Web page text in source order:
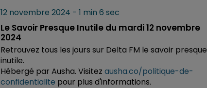
12 novembre 2024 - 1 min 6 sec
Le Savoir Presque Inutile du mardi 12 novembre
2024
Retrouvez tous les jours sur Delta FM le savoir presque
inutile.
Hébergé par Ausha. Visitez ausha.co/politique-de-
confidentialite pour plus d'informations.